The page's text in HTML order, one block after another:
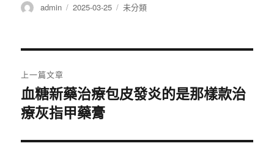
作
admin
發
2025-03-25
分
未分類
章
導
覽
上一篇文章
上
一
血糖新藥治療包皮發炎的是那樣款治
療灰指甲藥膏